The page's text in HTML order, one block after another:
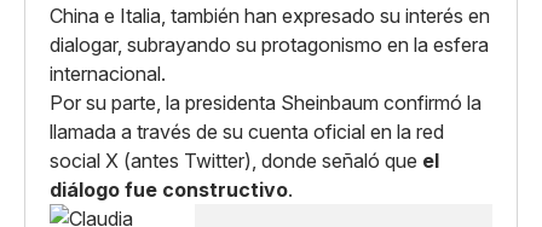
China e Italia, también han expresado su interés en
dialogar, subrayando su protagonismo en la esfera
internacional.
Por su parte, la presidenta Sheinbaum confirmó la
llamada a través de su cuenta oficial en la red
social X (antes Twitter), donde señaló que el
diálogo fue constructivo.